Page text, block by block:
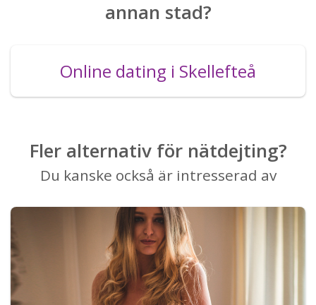
annan stad?
Online dating i Skellefteå
Fler alternativ för nätdejting?
Du kanske också är intresserad av